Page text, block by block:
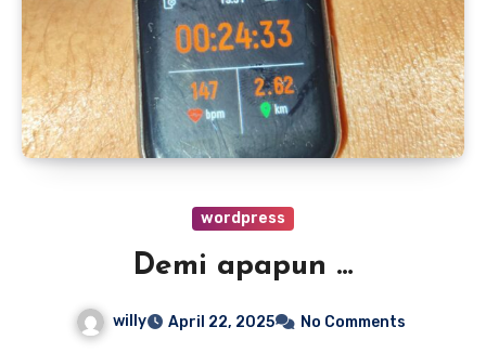
wordpress
Demi apapun …
willy April 22, 2025 No Comments